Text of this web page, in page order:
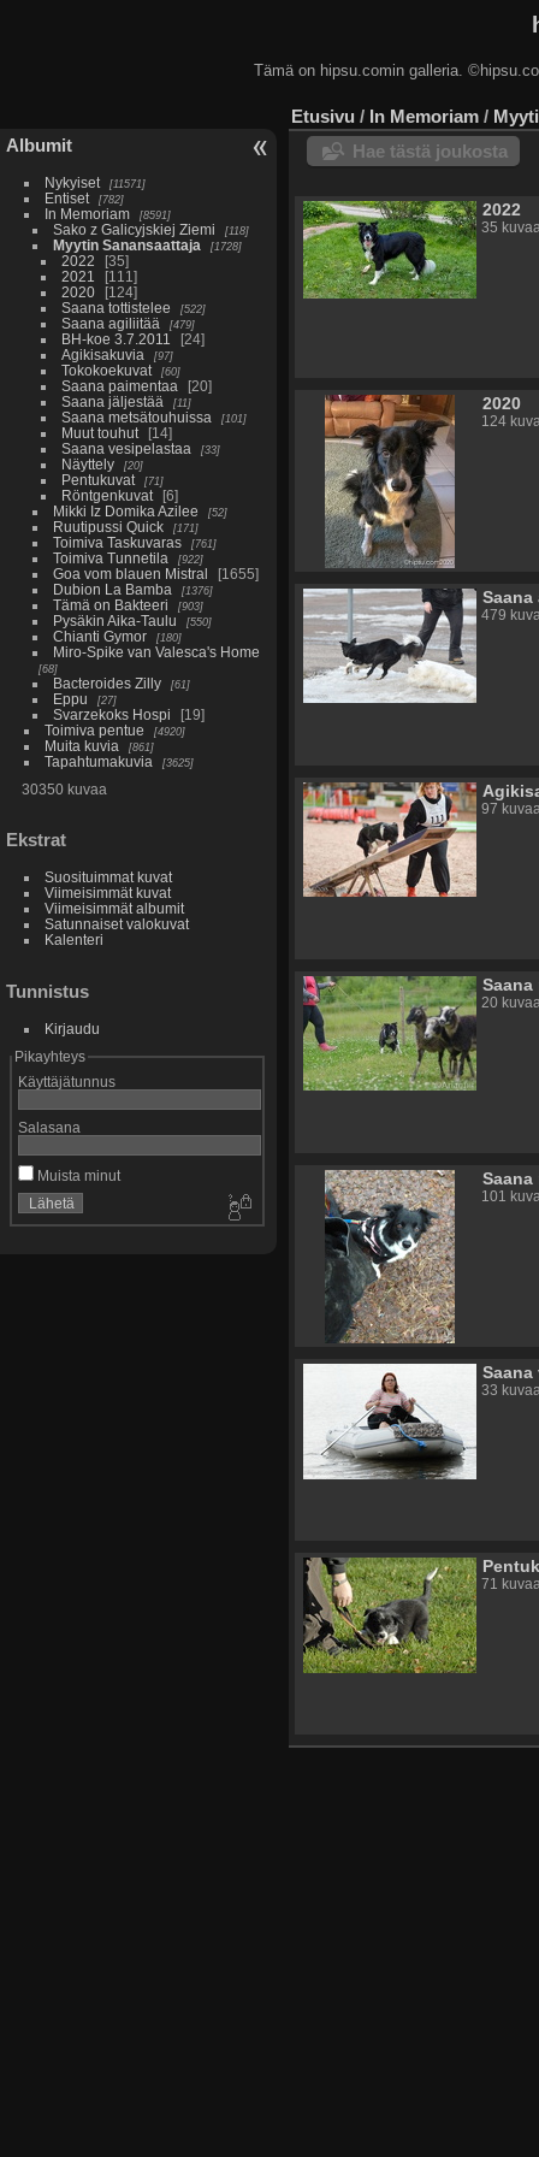
Tämä on hipsu.comin galleria.
Albumit
Nykyiset 11571
Entiset 782
In Memoriam 8591
Sako z Galicyjskiej Ziemi 118
Myytin Sanansaattaja 1728
2022
35
2021
111
2020
124
Saana tottistelee
522
Saana agiliitää 479
BH-koe 3.7.2011
24
Agikisakuvia
97
Tokokoekuvat 60
Saana paimentaa
20
Saana jäljestää
11
Saana metsätouhuissa 101
Muut touhut
14
Saana vesipelastaa
33
Näyttely 20
Pentukuvat 71
Röntgenkuvat
6
Mikki Iz Domika Azilee
52
Ruutipussi Quick 171
Toimiva Taskuvaras 761
Toimiva Tunnetila 922
Goa vom blauen Mistral
1655
Dubion La Bamba
1376
Tämä on Bakteeri 903
Pysäkin Aika-Taulu 550
Chianti Gymor 180
Miro-Spike van Valesca's Home
68
Bacteroides Zilly 61
Eppu 27
Svarzekoks Hospi
19
Toimiva pentue
4920
Muita kuvia 861
Tapahtumakuvia 3625
30350 kuvaa
Ekstrat
Suosituimmat kuvat
Viimeisimmät kuvat
Viimeisimmät albumit
Satunnaiset valokuvat
Kalenteri
Tunnistus
Kirjaudu
Pikayhteys
Käyttäjätunnus
Salasana
Muista minut
Etusivu / In Memoriam /
Hae tästä joukosta
2022
35
2020
124
479
97
Saana
20
101
33
71